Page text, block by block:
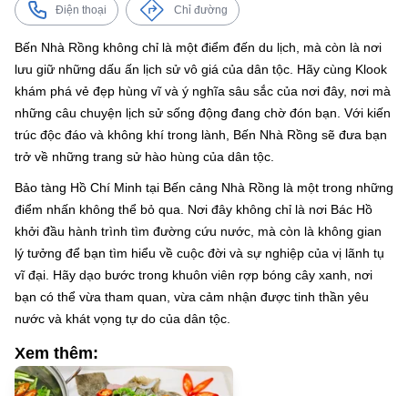
Điện thoại Chỉ đường
Bến Nhà Rồng không chỉ là một điểm đến du lịch, mà còn là nơi
lưu giữ những dấu ấn lịch sử vô giá của dân tộc. Hãy cùng Klook
khám phá vẻ đẹp hùng vĩ và ý nghĩa sâu sắc của nơi đây, nơi mà
những câu chuyện lịch sử sống động đang chờ đón bạn. Với kiến
trúc độc đáo và không khí trong lành, Bến Nhà Rồng sẽ đưa bạn
trở về những trang sử hào hùng của dân tộc.
Bảo tàng Hồ Chí Minh tại Bến cảng Nhà Rồng là một trong những
điểm nhấn không thể bỏ qua. Nơi đây không chỉ là nơi Bác Hồ
khởi đầu hành trình tìm đường cứu nước, mà còn là không gian
lý tưởng để bạn tìm hiểu về cuộc đời và sự nghiệp của vị lãnh tụ
vĩ đại. Hãy dạo bước trong khuôn viên rợp bóng cây xanh, nơi
bạn có thể vừa tham quan, vừa cảm nhận được tinh thần yêu
nước và khát vọng tự do của dân tộc.
Xem thêm: